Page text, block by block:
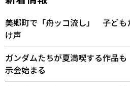
美郷町で「舟ッコ流し」 子ども
け声
ガンダムたちが夏満喫する作品
示会始まる